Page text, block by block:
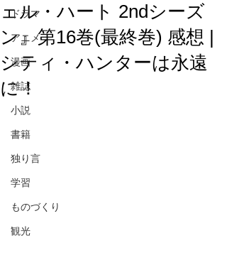
ドラマ
アニメ
漫画
雑誌
小説
書籍
独り言
学習
ものづくり
観光
ェル・ハート 2ndシーズ
ン』第16巻(最終巻) 感想 |
シティ・ハンターは永遠
に！